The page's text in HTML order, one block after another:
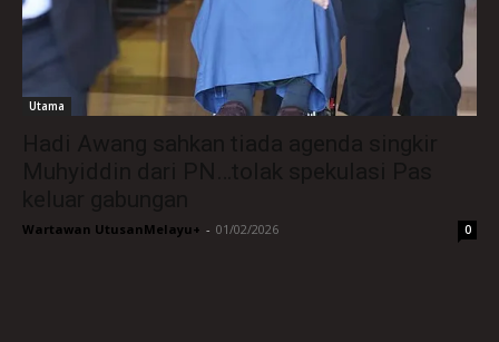
Utama
Wartawan UtusanMelayu+ - 01/02/2026 0